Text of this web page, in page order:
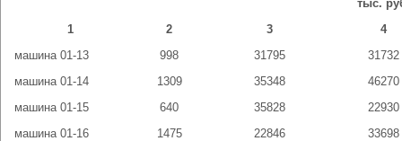
тыс.
1
2 3
4
машина 01-13
998 31795
31732
машина 01-14
1309 35348
46270
машина 01-15
640 35828
22930
машина 01-16
1475 22846
33698